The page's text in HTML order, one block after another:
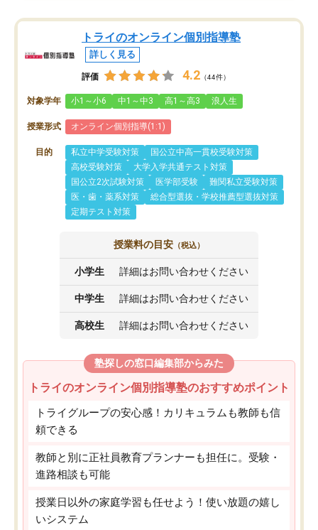
トライのオンライン個別指導塾
詳しく見る
評価 4.2 （44件）
対象学年 小1～小6 中1～中3 高1～高3 浪人生
授業形式 オンライン個別指導(1:1)
目的 私立中学受験対策
国公立中高一貫校受験対策
高校受験対策
大学入学共通テスト対策
国公立2次試験対策
医学部受験
難関私立受験対策
医・歯・薬系対策
総合型選抜・学校推薦型選抜対策
定期テスト対策
授業料の目安 （税込）
小学生 詳細はお問い合わせください
中学生 詳細はお問い合わせください
高校生 詳細はお問い合わせください
塾探しの窓口編集部からみた
トライのオンライン個別指導塾のおすすめポイント
トライグループの安心感！カリキュラムも教師も信
頼できる
教師と別に正社員教育プランナーも担任に。受験・
進路相談も可能
授業日以外の家庭学習も任せよう！使い放題の嬉し
いシステム